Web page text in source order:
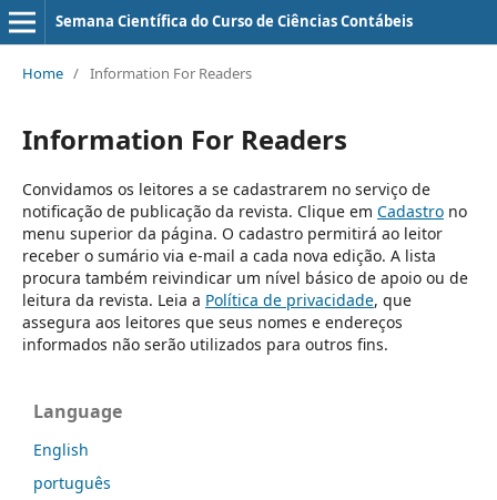
Semana Científica do Curso de Ciências Contábeis
Home / Information For Readers
Information For Readers
Convidamos os leitores a se cadastrarem no serviço de
notificação de publicação da revista. Clique em Cadastrono
menu superior da página. O cadastro permitirá ao leitor
receber o sumário via e-mail a cada nova edição. A lista
procura também reivindicar um nível básico de apoio ou de
leitura da revista. Leia a Política de privacidade, que
assegura aos leitores que seus nomes e endereços
informados não serão utilizados para outros fins.
Language
English
português